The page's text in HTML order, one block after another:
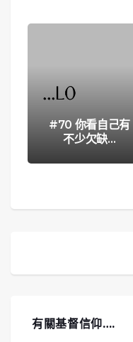
#70 你看自己有
不少欠缺…
有關基督信仰….